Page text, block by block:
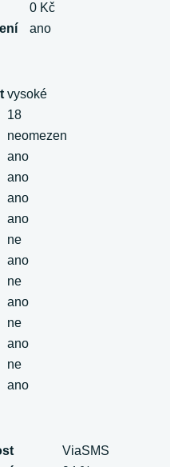
0 Kč
ano
vysoké
18
neomezen
ano
ano
ano
ano
ne
ano
ne
ano
ne
ano
ne
ano
ViaSMS